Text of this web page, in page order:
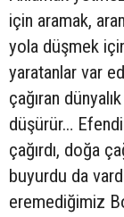
için aramak,
yola düşmek
yaratanlar var
çağıran
düşürür…
çağırdı, doğa
buyurdu da
eremediğimiz